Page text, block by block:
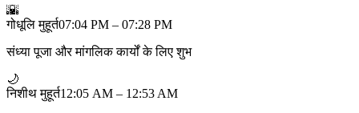
🌇
गोधूलि मुहूर्त07:04 PM – 07:28 PM
संध्या पूजा और मांगलिक कार्यों के लिए शुभ
🌙
निशीथ मुहूर्त12:05 AM – 12:53 AM